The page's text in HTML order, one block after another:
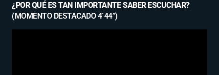
¿POR QUÉ ES TAN IMPORTANTE SABER ESCUCHAR?
(MOMENTO DESTACADO 4´44”)